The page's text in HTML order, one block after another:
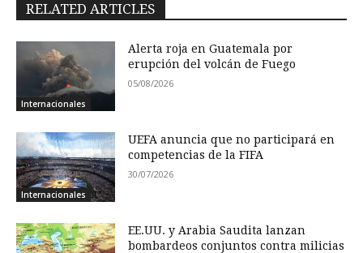
RELATED ARTICLES
Internacionales
Alerta roja en Guatemala por
erupción del volcán de Fuego
05/08/2026
Internacionales
UEFA anuncia que no participará en
competencias de la FIFA
30/07/2026
EE.UU. y Arabia Saudita lanzan
bombardeos conjuntos contra milicias